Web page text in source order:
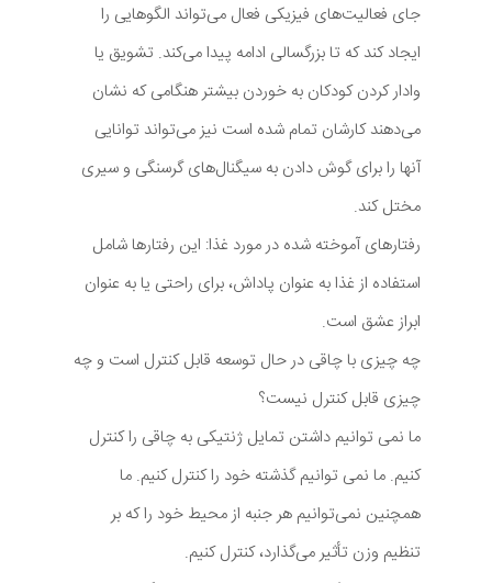
جای فعالیت‌های فیزیکی فعال می‌تواند الگوهایی را
ایجاد کند که تا بزرگسالی ادامه پیدا می‌کند. تشویق یا
وادار کردن کودکان به خوردن بیشتر هنگامی که نشان
می‌دهند کارشان تمام شده است نیز می‌تواند توانایی
آنها را برای گوش دادن به سیگنال‌های گرسنگی و سیری
مختل کند.
رفتارهای آموخته شده در مورد غذا: این رفتارها شامل
استفاده از غذا به عنوان پاداش، برای راحتی یا به عنوان
ابراز عشق است.
چه چیزی با چاقی در حال توسعه قابل کنترل است و چه
چیزی قابل کنترل نیست؟
ما نمی توانیم داشتن تمایل ژنتیکی به چاقی را کنترل
کنیم. ما نمی توانیم گذشته خود را کنترل کنیم. ما
همچنین نمی‌توانیم هر جنبه از محیط خود را که بر
تنظیم وزن تأثیر می‌گذارد، کنترل کنیم.